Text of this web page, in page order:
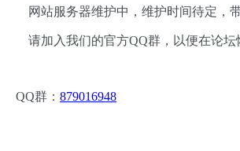
网站服务器维护中，维护时间待定，
请加入我们的官方QQ群，以便在论坛
QQ群： 879016948